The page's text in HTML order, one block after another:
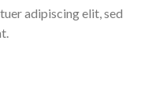
adipiscing elit, sed